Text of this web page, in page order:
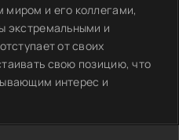
и его коллегами,
экстремальными и
от своих
свою позицию, что
интерес и